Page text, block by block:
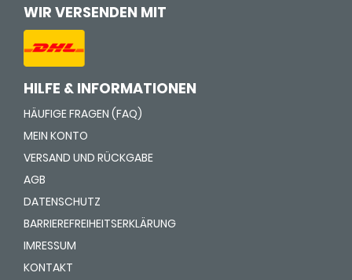
WIR VERSENDEN MIT
HILFE & INFORMATIONEN
HÄUFIGE FRAGEN (FAQ)
MEIN KONTO
VERSAND UND RÜCKGABE
AGB
DATENSCHUTZ
BARRIEREFREIHEITSERKLÄRUNG
IMRESSUM
KONTAKT